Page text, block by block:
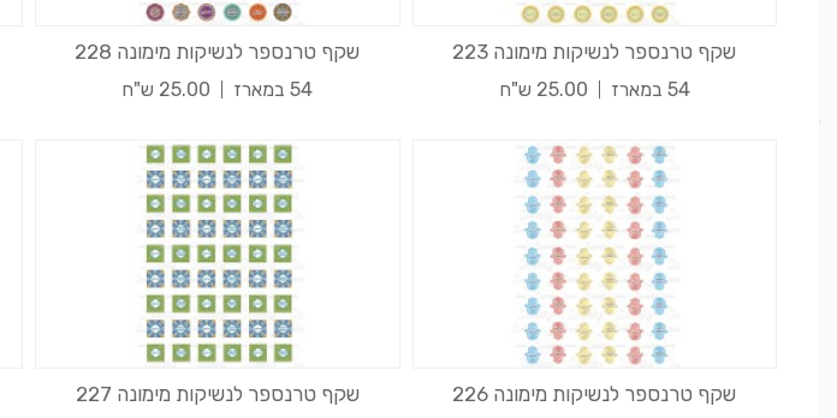
שקף טרנספר לנשיקות מימונה 223
54 במארז 25.00 ש"ח
שקף טרנספר לנשיקות מימונה 228
54 במארז 25.00 ש"ח
שקף טרנספר לנשיקות מימונה 226 שקף טרנספר לנשיקות מימונה 227